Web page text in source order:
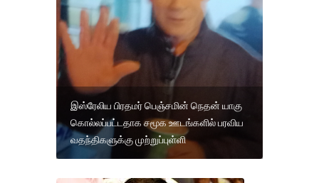
இஸ்ரேலிய பிரதமர் பெஞ்சமின் நெதன் யாகு
கொல்லப்பட்டதாக சமூக ஊடங்களில் பரவிய
வதந்திகளுக்கு முற்றுப்புள்ளி